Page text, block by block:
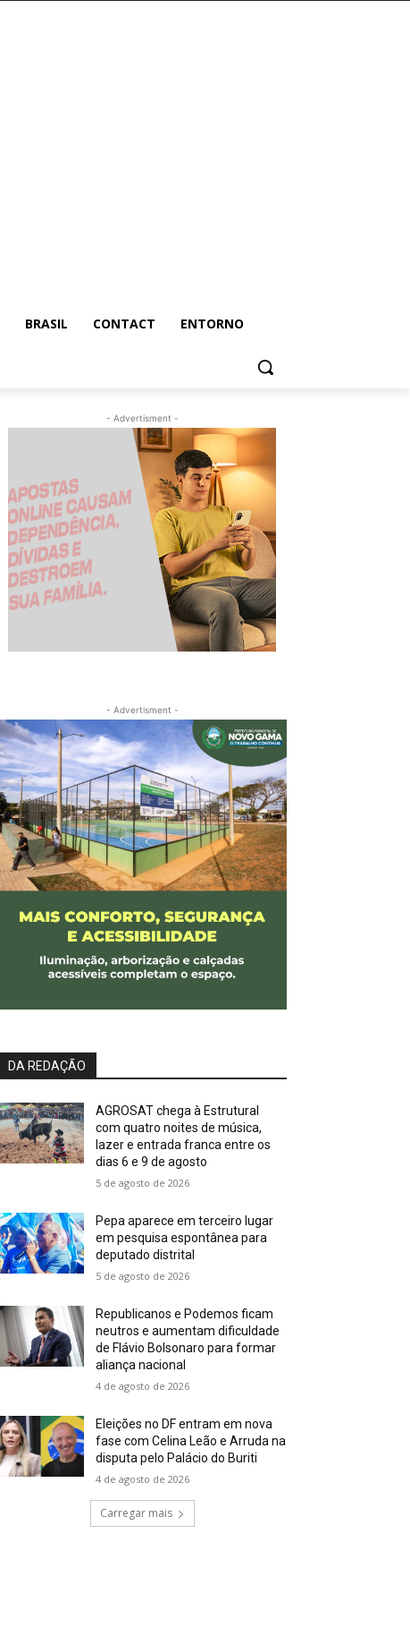
BRASIL CONTACT ENTORNO
- Advertisment -
- Advertisment -
DA REDAÇÃO
AGROSAT chega à Estrutural
com quatro noites de música,
lazer e entrada franca entre os
dias 6 e 9 de agosto
5 de agosto de 2026
Pepa aparece em terceiro lugar
em pesquisa espontânea para
deputado distrital
5 de agosto de 2026
Republicanos e Podemos ficam
neutros e aumentam dificuldade
de Flávio Bolsonaro para formar
aliança nacional
4 de agosto de 2026
Eleições no DF entram em nova
fase com Celina Leão e Arruda na
disputa pelo Palácio do Buriti
4 de agosto de 2026
Carregar mais